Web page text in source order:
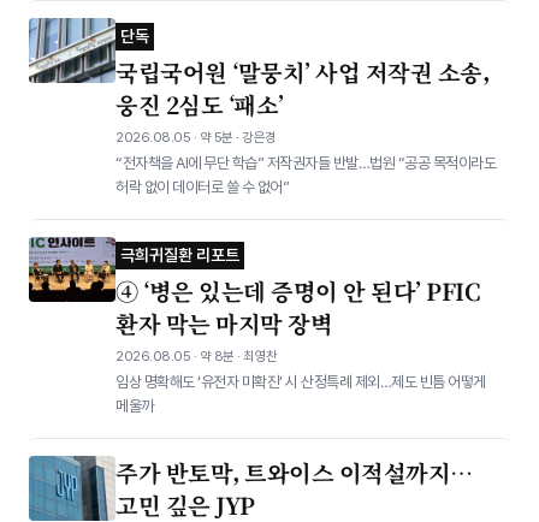
단독
국립국어원 ‘말뭉치’ 사업 저작권 소송,
웅진 2심도 ‘패소’
2026.08.05 · 약 5분 · 강은경
“전자책을 AI에 무단 학습” 저작권자들 반발…법원 “공공 목적이라도
허락 없이 데이터로 쓸 수 없어”
극희귀질환 리포트
④ ‘병은 있는데 증명이 안 된다’ PFIC
환자 막는 마지막 장벽
2026.08.05 · 약 8분 · 최영찬
임상 명확해도 ‘유전자 미확진’ 시 산정특례 제외…제도 빈틈 어떻게
메울까
주가 반토막, 트와이스 이적설까지…
고민 깊은 JYP